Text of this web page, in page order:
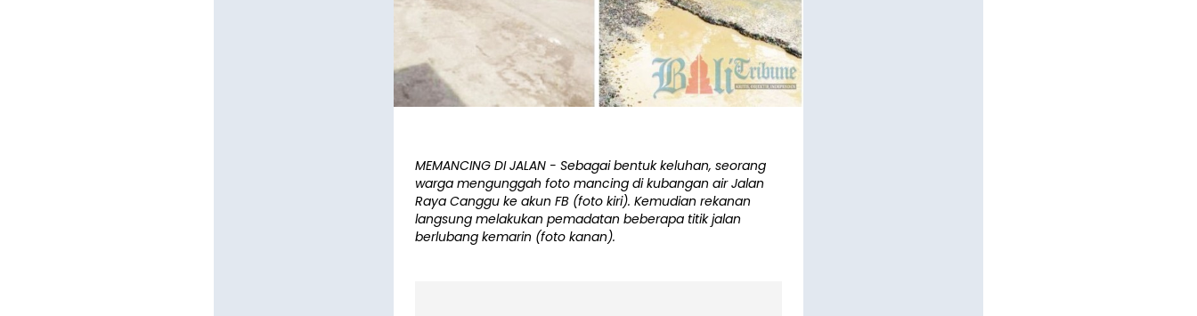
MEMANCING DI JALAN - Sebagai bentuk keluhan, seorang
warga mengunggah foto mancing di kubangan air Jalan
Raya Canggu ke akun FB (foto kiri). Kemudian rekanan
langsung melakukan pemadatan beberapa titik jalan
berlubang kemarin (foto kanan).